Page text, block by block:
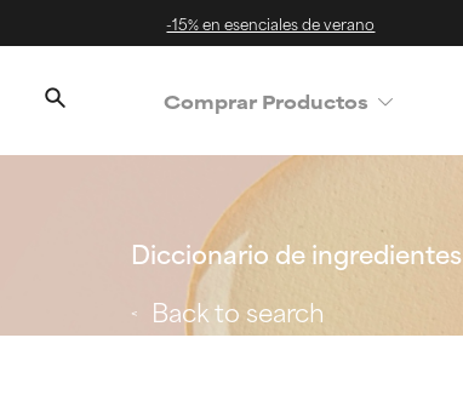
-15% en esenciales de verano
Comprar Productos
Diccionario de ingredientes
Back to search